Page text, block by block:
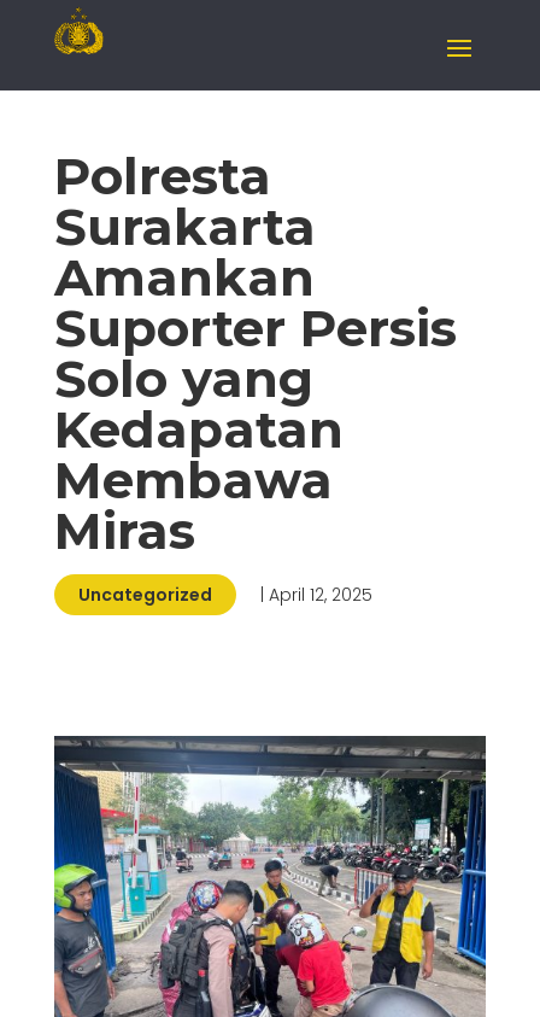
Polresta
Surakarta
Amankan
Suporter Persis
Solo yang
Kedapatan
Membawa
Miras
Uncategorized | April 12, 2025